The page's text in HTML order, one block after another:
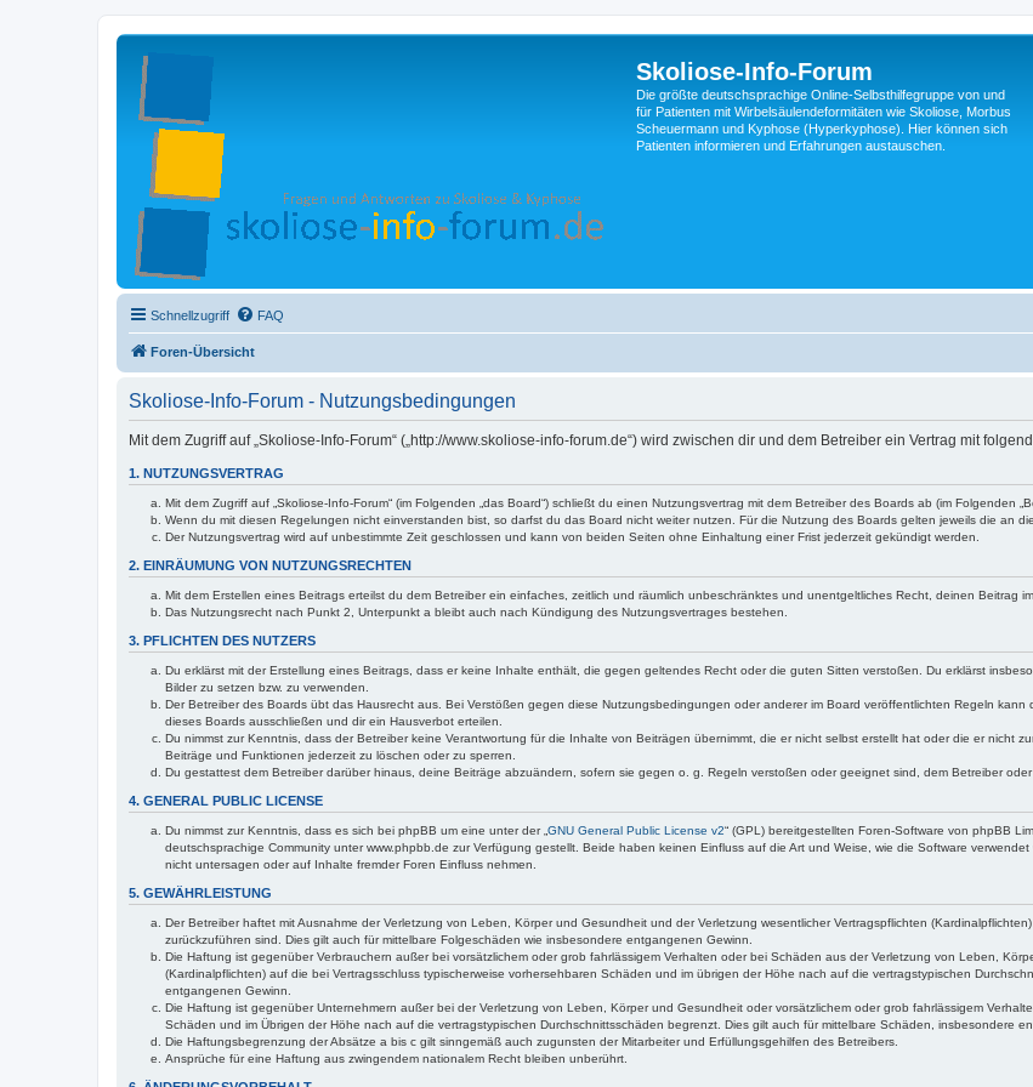
Skoliose-Info-Forum
Die größte deutschsprachige Online-Selbsthilfegruppe von und
für Patienten mit Wirbelsäulendeformitäten wie Skoliose, Morbus
Scheuermann und Kyphose (Hyperkyphose). Hier können sich
Patienten informieren und Erfahrungen austauschen.
Schnellzugriff FAQ
Foren-Übersicht
Skoliose-Info-Forum - Nutzungsbedingungen
Mit dem Zugriff auf „Skoliose-Info-Forum“ („http://www.skoliose-info-forum.de“) wird zwischen dir und dem Betreiber ein Vertrag mit
1. NUTZUNGSVERTRAG
Mit dem Zugriff auf „Skoliose-Info-Forum“ (im Folgenden „das Board“) schließt du einen Nutzungsvertrag mit dem Betreiber des Boards ab (im Folgenden
Wenn du mit diesen Regelungen nicht einverstanden bist, so darfst du das Board nicht weiter nutzen. Für die Nutzung des Boards gelten jeweils die an
Der Nutzungsvertrag wird auf unbestimmte Zeit geschlossen und kann von beiden Seiten ohne Einhaltung einer Frist jederzeit gekündigt werden.
2. EINRÄUMUNG VON NUTZUNGSRECHTEN
Mit dem Erstellen eines Beitrags erteilst du dem Betreiber ein einfaches, zeitlich und räumlich unbeschränktes und unentgeltliches Recht, deinen Beitrag
Das Nutzungsrecht nach Punkt 2, Unterpunkt a bleibt auch nach Kündigung des Nutzungsvertrages bestehen.
3. PFLICHTEN DES NUTZERS
Du erklärst mit der Erstellung eines Beitrags, dass er keine Inhalte enthält, die gegen geltendes Recht oder die guten Sitten verstoßen. Du erklärst
Bilder zu setzen bzw. zu verwenden.
Der Betreiber des Boards übt das Hausrecht aus. Bei Verstößen gegen diese Nutzungsbedingungen oder anderer im Board veröffentlichten Regeln
dieses Boards ausschließen und dir ein Hausverbot erteilen.
Du nimmst zur Kenntnis, dass der Betreiber keine Verantwortung für die Inhalte von Beiträgen übernimmt, die er nicht selbst erstellt hat oder die er nicht
Beiträge und Funktionen jederzeit zu löschen oder zu sperren.
Du gestattest dem Betreiber darüber hinaus, deine Beiträge abzuändern, sofern sie gegen o. g. Regeln verstoßen oder geeignet sind, dem Betreiber
4. GENERAL PUBLIC LICENSE
Du nimmst zur Kenntnis, dass es sich bei phpBB um eine unter der „ GNU General Public License v2“ (GPL) bereitgestellten Foren-Software von phpBB
deutschsprachige Community unter www.phpbb.de zur Verfügung gestellt. Beide haben keinen Einfluss auf die Art und Weise, wie die Software
nicht untersagen oder auf Inhalte fremder Foren Einfluss nehmen.
5. GEWÄHRLEISTUNG
Der Betreiber haftet mit Ausnahme der Verletzung von Leben, Körper und Gesundheit und der Verletzung wesentlicher Vertragspflichten
zurückzuführen sind. Dies gilt auch für mittelbare Folgeschäden wie insbesondere entgangenen Gewinn.
Die Haftung ist gegenüber Verbrauchern außer bei vorsätzlichem oder grob fahrlässigem Verhalten oder bei Schäden aus der Verletzung von Leben,
(Kardinalpflichten) auf die bei Vertragsschluss typischerweise vorhersehbaren Schäden und im übrigen der Höhe nach auf die vertragstypischen
entgangenen Gewinn.
Die Haftung ist gegenüber Unternehmern außer bei der Verletzung von Leben, Körper und Gesundheit oder vorsätzlichem oder grob fahrlässigem
Schäden und im Übrigen der Höhe nach auf die vertragstypischen Durchschnittsschäden begrenzt. Dies gilt auch für mittelbare Schäden, insbesondere
Die Haftungsbegrenzung der Absätze a bis c gilt sinngemäß auch zugunsten der Mitarbeiter und Erfüllungsgehilfen des Betreibers.
Ansprüche für eine Haftung aus zwingendem nationalem Recht bleiben unberührt.